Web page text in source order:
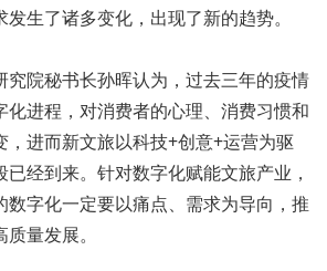
生了诸多变化，出现了新的趋势。
院秘书长孙晖认为，过去三年的疫情
化进程，对消费者的心理、消费习惯和
，进而新文旅以科技+创意+运营为驱
经到来。针对数字化赋能文旅产业，
数字化一定要以痛点、需求为导向，推
量发展。